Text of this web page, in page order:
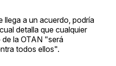
llega a un acuerdo, podría
detalla que cualquier
la OTAN "será
todos ellos".